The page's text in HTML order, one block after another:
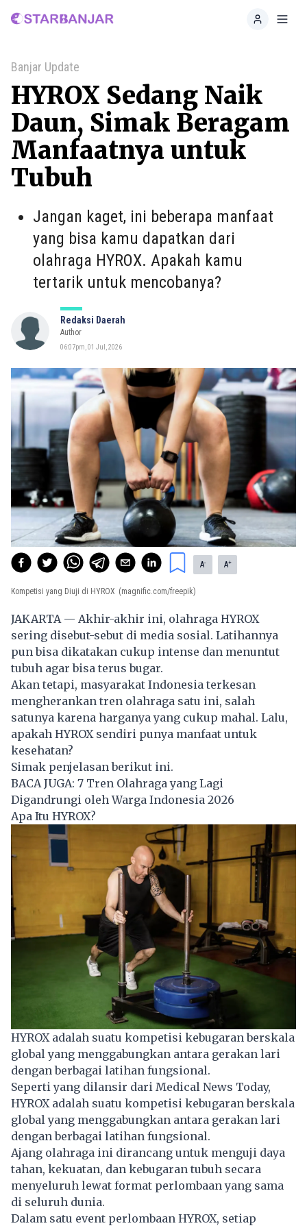
Home
Banjar Update
HYROX Sedang Naik
Daun, Simak Beragam
Manfaatnya untuk
Tubuh
Jangan kaget, ini beberapa manfaat
yang bisa kamu dapatkan dari
olahraga HYROX. Apakah kamu
tertarik untuk mencobanya?
Redaksi Daerah
Author
06:07pm, 01 Jul, 2026
A- A+
Kompetisi yang Diuji di HYROX (magnific.com/freepik)
JAKARTA — Akhir-akhir ini, olahraga HYROX
sering disebut-sebut di media sosial. Latihannya
pun bisa dikatakan cukup intense dan menuntut
tubuh agar bisa terus bugar.
Akan tetapi, masyarakat Indonesia terkesan
mengherankan tren olahraga satu ini, salah
satunya karena harganya yang cukup mahal. Lalu,
apakah HYROX sendiri punya manfaat untuk
kesehatan?
Simak penjelasan berikut ini.
BACA JUGA: 7 Tren Olahraga yang Lagi
Digandrungi oleh Warga Indonesia 2026
Apa Itu HYROX?
HYROX adalah suatu kompetisi kebugaran berskala
global yang menggabungkan antara gerakan lari
dengan berbagai latihan fungsional.
Seperti yang dilansir dari Medical News Today,
HYROX adalah suatu kompetisi kebugaran berskala
global yang menggabungkan antara gerakan lari
dengan berbagai latihan fungsional.
Ajang olahraga ini dirancang untuk menguji daya
tahan, kekuatan, dan kebugaran tubuh secara
menyeluruh lewat format perlombaan yang sama
di seluruh dunia.
Dalam satu event perlombaan HYROX, setiap